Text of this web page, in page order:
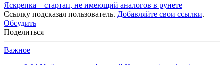
Яскрепка – стартап, не имеющий аналогов в рунете
Ссылку подсказал пользователь. Добавляйте свои ссылки.
Обсудить
Поделиться
Важное